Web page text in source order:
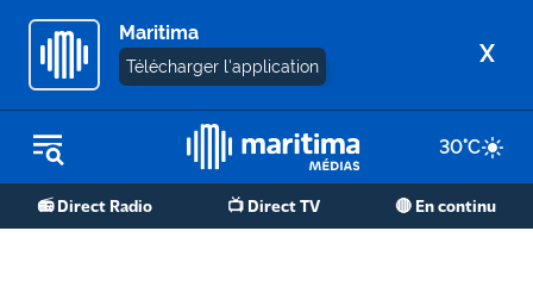
Maritima
Télécharger l'application X
30°C
📻 Direct Radio 📺 Direct TV 🔴 En continu
REPLAY RADIO
REPLAY TV